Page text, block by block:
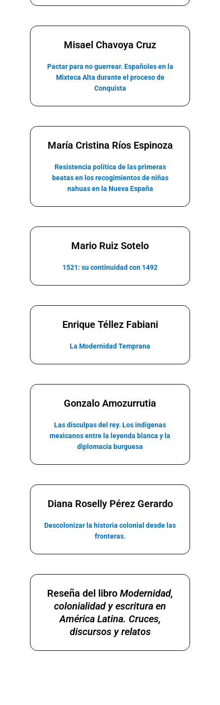
Misael Chavoya Cruz
Pactar para no guerrear. Españoles en la
Mixteca Alta durante el proceso de
Conquista
María Cristina Ríos Espinoza
Resistencia política de las primeras
beatas en los recogimientos de niñas
nahuas en la Nueva España
Mario Ruiz Sotelo
1521: su continuidad con 1492
Enrique Téllez Fabiani
La Modernidad Temprana
Gonzalo Amozurrutia
Las disculpas del rey. Los indígenas
mexicanos entre la leyenda blanca y la
diplomacia burguesa
Diana Roselly Pérez Gerardo
Descolonizar la historia colonial desde las
fronteras.
Reseña del libro Modernidad,
colonialidad y escritura en
América Latina. Cruces,
discursos y relatos